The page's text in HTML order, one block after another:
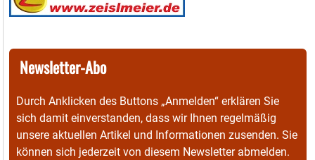
Newsletter-Abo
Durch Anklicken des Buttons „Anmelden“ erklären Sie
sich damit einverstanden, dass wir Ihnen regelmäßig
unsere aktuellen Artikel und Informationen zusenden. Sie
können sich jederzeit von diesem Newsletter abmelden.